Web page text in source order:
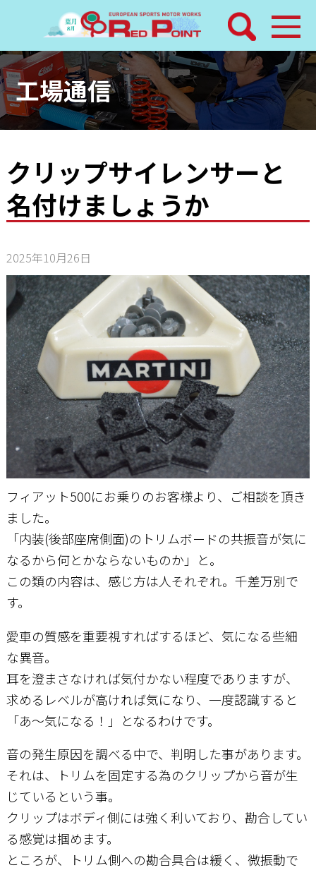
検索
ホーム
トピックス
レッドポイントパーツ
店舗案内
工場通信
お問い合わせ
工場通信
クリップサイレンサーと
名付けましょうか
2025年10月26日
フィアット500にお乗りのお客様より、ご相談を頂き
ました。
「内装(後部座席側面)のトリムボードの共振音が気に
なるから何とかならないものか」と。
この類の内容は、感じ方は人それぞれ。千差万別で
す。
愛車の質感を重要視すればするほど、気になる些細
な異音。
耳を澄まさなければ気付かない程度でありますが、
求めるレベルが高ければ気になり、一度認識すると
「あ～気になる！」となるわけです。
音の発生原因を調べる中で、判明した事があります。
それは、トリムを固定する為のクリップから音が生
じているという事。
クリップはボディ側には強く利いており、勘合してい
る感覚は掴めます。
ところが、トリム側への勘合具合は緩く、微振動で